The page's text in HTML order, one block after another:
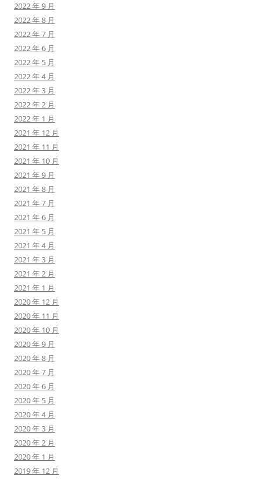
2022 年 9 月
2022 年 8 月
2022 年 7 月
2022 年 6 月
2022 年 5 月
2022 年 4 月
2022 年 3 月
2022 年 2 月
2022 年 1 月
2021 年 12 月
2021 年 11 月
2021 年 10 月
2021 年 9 月
2021 年 8 月
2021 年 7 月
2021 年 6 月
2021 年 5 月
2021 年 4 月
2021 年 3 月
2021 年 2 月
2021 年 1 月
2020 年 12 月
2020 年 11 月
2020 年 10 月
2020 年 9 月
2020 年 8 月
2020 年 7 月
2020 年 6 月
2020 年 5 月
2020 年 4 月
2020 年 3 月
2020 年 2 月
2020 年 1 月
2019 年 12 月